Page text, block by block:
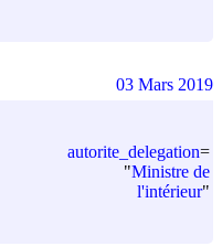
autorite_delegation=
"Ministre de
l'intérieur"
03 Mars 2019